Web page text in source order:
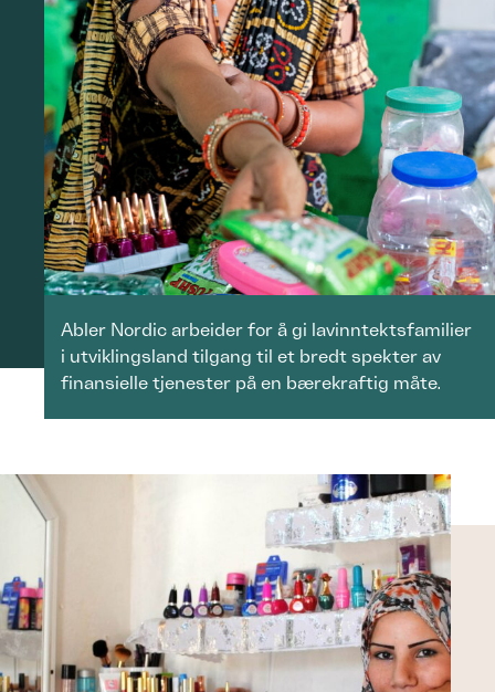
Abler Nordic arbeider for å gi lavinntektsfamilier
i utviklingsland tilgang til et bredt spekter av
finansielle tjenester på en bærekraftig måte.